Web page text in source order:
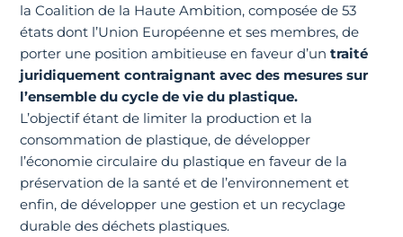
la Coalition de la Haute Ambition, composée de 53
états dont l’Union Européenne et ses membres, de
porter une position ambitieuse en faveur d’untraité
juridiquement contraignant avec des mesures sur
l’ensemble du cycle de vie du plastique.
L’objectif étant de limiter la production et la
consommation de plastique, de développer
l’économie circulaire du plastique en faveur de la
préservation de la santé et de l’environnement et
enfin, de développer une gestion et un recyclage
durable des déchets plastiques.